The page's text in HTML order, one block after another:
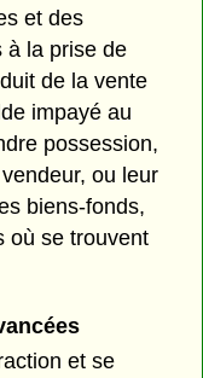
et des
à la prise de
de la vente
impayé au
possession,
ou leur
biens-fonds,
où se trouvent
et se